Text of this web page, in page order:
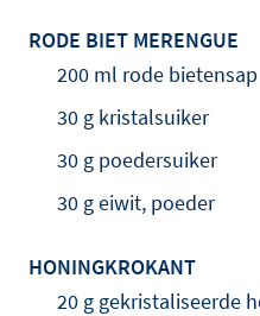
RODE BIET MERENGUE
200 ml rode bietensap
30 g kristalsuiker
30 g poedersuiker
30 g eiwit, poeder
HONINGKROKANT
20 g gekristaliseerde